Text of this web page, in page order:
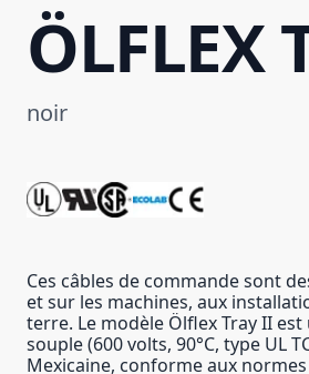
ÖLFLEX
noir
Ces câbles de commande sont
et sur les machines, aux
terre. Le modèle Ölflex Tray II
souple (600 volts, 90°C, type UL
Mexicaine, conforme aux